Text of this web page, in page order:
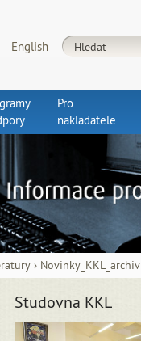
English
Pro
nakladatele
› Novinky_KKL_archiv
Studovna KKL